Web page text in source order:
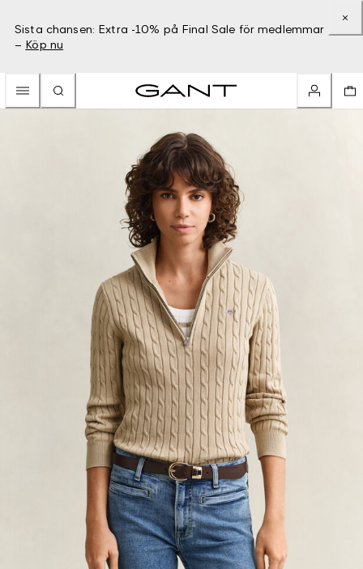
Sista chansen: Extra -10% på Final Sale för medlemmar
– Köp nu